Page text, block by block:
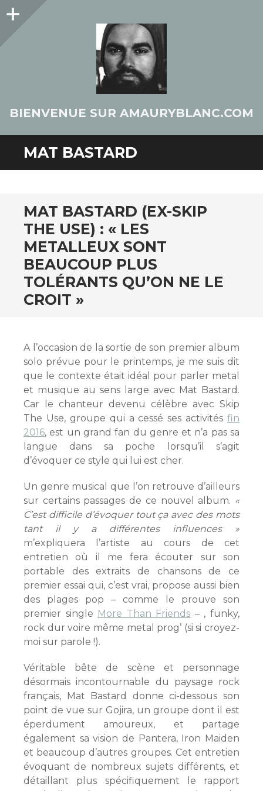
Colonne
BIENVENUE SUR AMAURYBLANC.COM
MAT BASTARD
MAT BASTARD (EX-SKIP
THE USE) : « LES
METALLEUX SONT
BEAUCOUP PLUS
TOLÉRANTS QU’ON NE LE
CROIT »
A l’occasion de la sortie de son premier album
solo prévue pour le printemps, je me suis dit
que le contexte était idéal pour parler metal
et musique au sens large avec Mat Bastard.
Car le chanteur devenu célèbre avec Skip
The Use, groupe qui a cessé ses activités fin
2016, est un grand fan du genre et n’a pas sa
langue dans sa poche lorsqu’il s’agit
d’évoquer ce style qui lui est cher.
Un genre musical que l’on retrouve d’ailleurs
sur certains passages de ce nouvel album. «
C’est difficile d’évoquer tout ça avec des mots
tant il y a différentes influences »
m’expliquera l’artiste au cours de cet
entretien où il me fera écouter sur son
portable des extraits de chansons de ce
premier essai qui, c’est vrai, propose aussi bien
des plages pop – comme le prouve son
premier single More Than Friends – , funky,
rock dur voire même metal prog’ (si si croyez-
moi sur parole !).
Véritable bête de scène et personnage
désormais incontournable du paysage rock
français, Mat Bastard donne ci-dessous son
point de vue sur Gojira, un groupe dont il est
éperdument amoureux, et partage
également sa vision de Pantera, Iron Maiden
et beaucoup d’autres groupes. Cet entretien
évoquant de nombreux sujets différents, et
détaillant plus spécifiquement le rapport